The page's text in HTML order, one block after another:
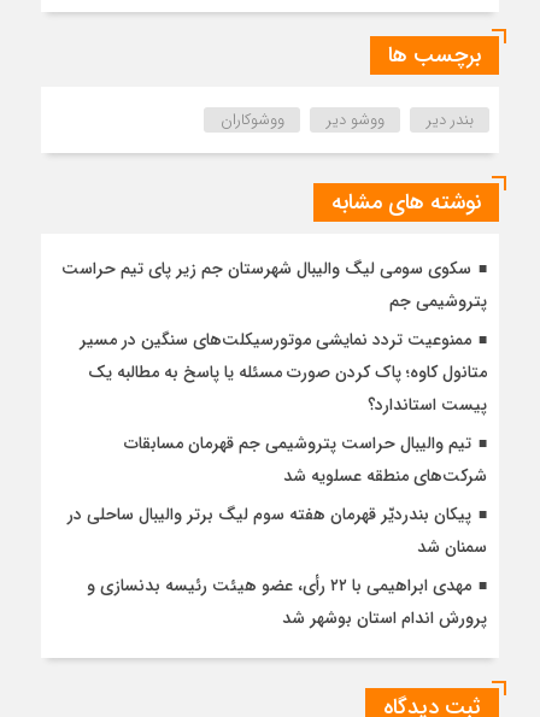
برچسب ها
بندر دیر ووشو دیر ووشوکاران
نوشته های مشابه
سکوی سومی لیگ والیبال شهرستان جم زیر پای تیم حراست
پتروشیمی جم
ممنوعیت تردد نمایشی موتورسیکلت‌های سنگین در مسیر
متانول کاوه؛ پاک کردن صورت مسئله یا پاسخ به مطالبه یک
پیست استاندارد؟
تیم والیبال حراست پتروشیمی جم قهرمان مسابقات
شرکت‌های منطقه عسلویه شد
پیکان بندردیّر قهرمان هفته سوم لیگ برتر والیبال ساحلی در
سمنان شد
مهدی ابراهیمی با ۲۲ رأی، عضو هیئت رئیسه بدنسازی و
پرورش اندام استان بوشهر شد
ثبت دیدگاه